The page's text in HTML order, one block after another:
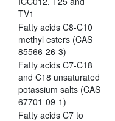
TV1
Fatty acids C8-C10
methyl esters (CAS
85566-26-3)
Fatty acids C7-C18
and C18 unsaturated
potassium salts (CAS
67701-09-1)
Fatty acids C7 to